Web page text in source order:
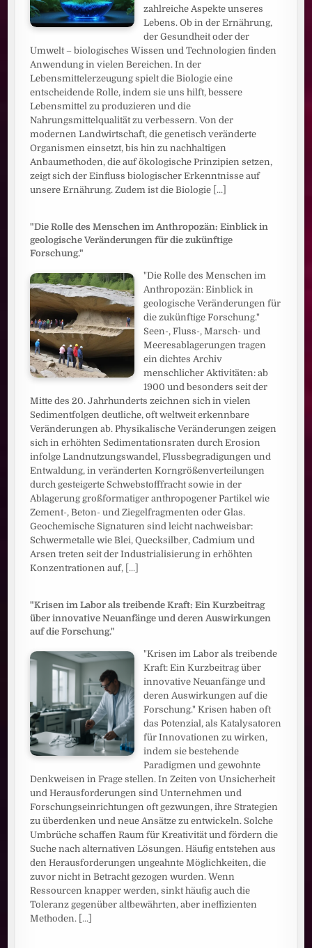
zahlreiche Aspekte unseres
Lebens. Ob in der Ernährung,
der Gesundheit oder der
Umwelt – biologisches Wissen und Technologien finden
Anwendung in vielen Bereichen. In der
Lebensmittelerzeugung spielt die Biologie eine
entscheidende Rolle, indem sie uns hilft, bessere
Lebensmittel zu produzieren und die
Nahrungsmittelqualität zu verbessern. Von der
modernen Landwirtschaft, die genetisch veränderte
Organismen einsetzt, bis hin zu nachhaltigen
Anbaumethoden, die auf ökologische Prinzipien setzen,
zeigt sich der Einfluss biologischer Erkenntnisse auf
unsere Ernährung. Zudem ist die Biologie [...]
"Die Rolle des Menschen im Anthropozän: Einblick in
geologische Veränderungen für die zukünftige
Forschung."
"Die Rolle des Menschen im
Anthropozän: Einblick in
geologische Veränderungen für
die zukünftige Forschung."
Seen-, Fluss-, Marsch- und
Meeresablagerungen tragen
ein dichtes Archiv
menschlicher Aktivitäten: ab
1900 und besonders seit der
Mitte des 20. Jahrhunderts zeichnen sich in vielen
Sedimentfolgen deutliche, oft weltweit erkennbare
Veränderungen ab. Physikalische Veränderungen zeigen
sich in erhöhten Sedimentationsraten durch Erosion
infolge Landnutzungswandel, Flussbegradigungen und
Entwaldung, in veränderten Korngrößenverteilungen
durch gesteigerte Schwebstofffracht sowie in der
Ablagerung großformatiger anthropogener Partikel wie
Zement-, Beton- und Ziegelfragmenten oder Glas.
Geochemische Signaturen sind leicht nachweisbar:
Schwermetalle wie Blei, Quecksilber, Cadmium und
Arsen treten seit der Industrialisierung in erhöhten
Konzentrationen auf, [...]
"Krisen im Labor als treibende Kraft: Ein Kurzbeitrag
über innovative Neuanfänge und deren Auswirkungen
auf die Forschung."
"Krisen im Labor als treibende
Kraft: Ein Kurzbeitrag über
innovative Neuanfänge und
deren Auswirkungen auf die
Forschung." Krisen haben oft
das Potenzial, als Katalysatoren
für Innovationen zu wirken,
indem sie bestehende
Paradigmen und gewohnte
Denkweisen in Frage stellen. In Zeiten von Unsicherheit
und Herausforderungen sind Unternehmen und
Forschungseinrichtungen oft gezwungen, ihre Strategien
zu überdenken und neue Ansätze zu entwickeln. Solche
Umbrüche schaffen Raum für Kreativität und fördern die
Suche nach alternativen Lösungen. Häufig entstehen aus
den Herausforderungen ungeahnte Möglichkeiten, die
zuvor nicht in Betracht gezogen wurden. Wenn
Ressourcen knapper werden, sinkt häufig auch die
Toleranz gegenüber altbewährten, aber ineffizienten
Methoden. [...]